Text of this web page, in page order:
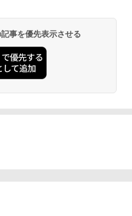
事を優先表示させる